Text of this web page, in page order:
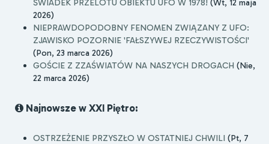
ŚWIADEK PRZELOTU OBIEKTU UFO W 1978! (Wt, 12 maja
2026)
NIEPRAWDOPODOBNY FENOMEN ZWIĄZANY Z UFO:
ZJAWISKO POZORNIE 'FAŁSZYWEJ RZECZYWISTOŚCI'
(Pon, 23 marca 2026)
GOŚCIE Z ZZAŚWIATÓW NA NASZYCH DROGACH (Nie,
22 marca 2026)
Najnowsze w XXI Piętro:
OSTRZEŻENIE PRZYSZŁO W OSTATNIEJ CHWILI (Pt, 7